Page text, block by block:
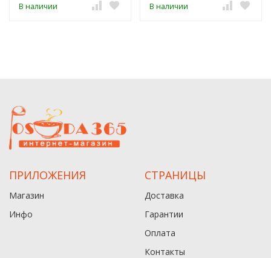
В наличии В наличии
ПРИЛОЖЕНИЯ
Магазин
Инфо
СТРАНИЦЫ
Доставка
Гарантии
Оплата
Контакты